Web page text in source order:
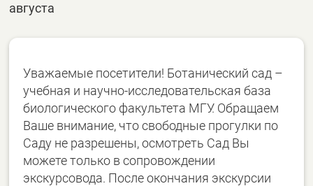
августа
Уважаемые посетители! Ботанический сад –
учебная и научно-исследовательская база
биологического факультета МГУ. Обращаем
Ваше внимание, что свободные прогулки по
Саду не разрешены, осмотреть Сад Вы
можете только в сопровождении
экскурсовода. После окончания экскурсии